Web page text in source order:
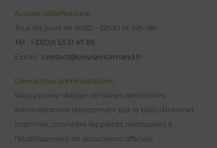
Accueil téléphonique :
Tous les jours de 9h30 – 12h30 et 14h-18h
Tél : +33(0)5 53 51 47 85
E.mail : contact@colysaintamand.fr
Démarches administratives :
Vous pouvez réaliser certaines démarches
administratives directement par le biais d’internet :
imprimer, connaître les pièces nécessaires à
l’établissement de documents officiels.